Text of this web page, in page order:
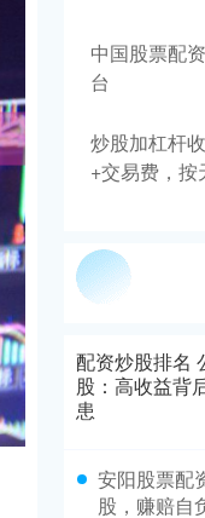
中国股票配
台
炒股加杠杆
+交易费，按
配资炒股排名
股：高收益背
患
安阳股票配
股，赚赔自